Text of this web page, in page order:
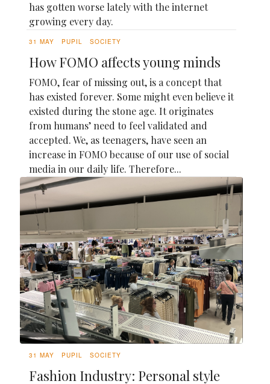
has gotten worse lately with the internet
growing every day.
31 MAY PUPIL SOCIETY
How FOMO affects young minds
FOMO, fear of missing out, is a concept that
has existed forever. Some might even believe it
existed during the stone age. It originates
from humans’ need to feel validated and
accepted. We, as teenagers, have seen an
increase in FOMO because of our use of social
media in our daily life. Therefore...
31 MAY PUPIL SOCIETY
Fashion Industry: Personal style